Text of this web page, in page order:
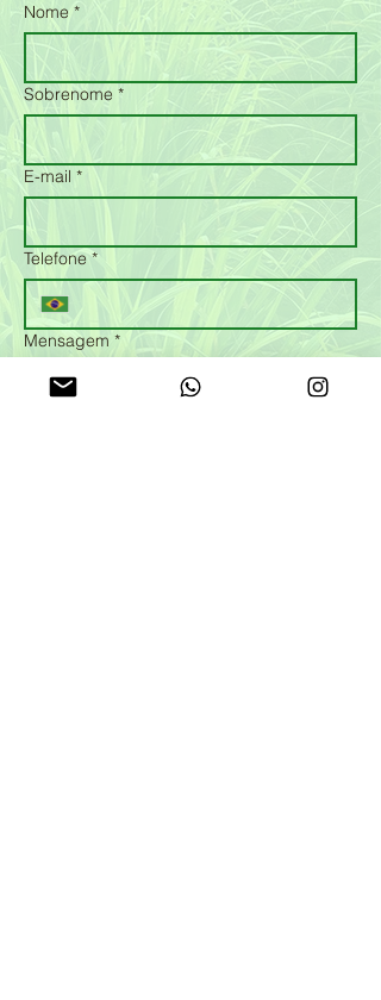
Nome *
Sobrenome *
E-mail *
Telefone *
Mensagem *